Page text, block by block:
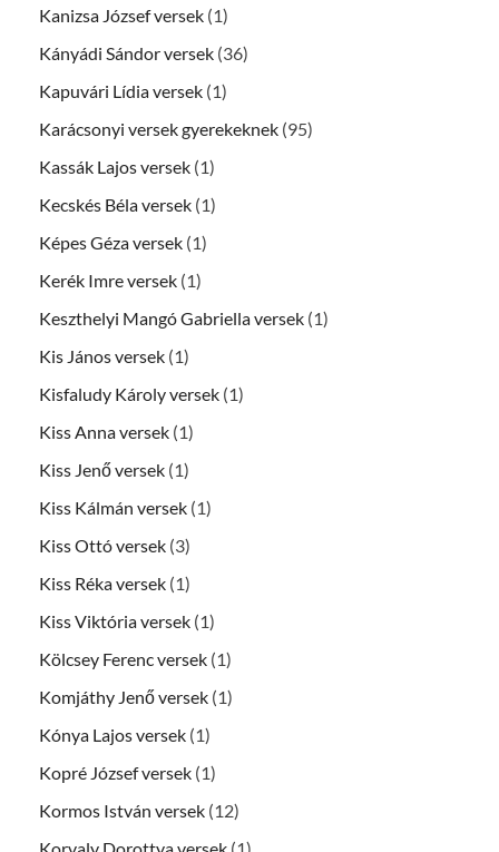
Kanizsa József versek (1)
Kányádi Sándor versek (36)
Kapuvári Lídia versek (1)
Karácsonyi versek gyerekeknek (95)
Kassák Lajos versek (1)
Kecskés Béla versek (1)
Képes Géza versek (1)
Kerék Imre versek (1)
Keszthelyi Mangó Gabriella versek (1)
Kis János versek (1)
Kisfaludy Károly versek (1)
Kiss Anna versek (1)
Kiss Jenő versek (1)
Kiss Kálmán versek (1)
Kiss Ottó versek (3)
Kiss Réka versek (1)
Kiss Viktória versek (1)
Kölcsey Ferenc versek (1)
Komjáthy Jenő versek (1)
Kónya Lajos versek (1)
Kopré József versek (1)
Kormos István versek (12)